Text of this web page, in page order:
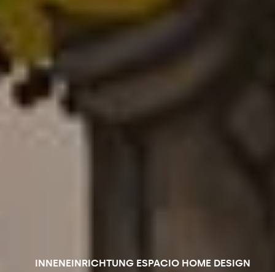
INNENEINRICHTUNG ESPACIO HOME DESIGN